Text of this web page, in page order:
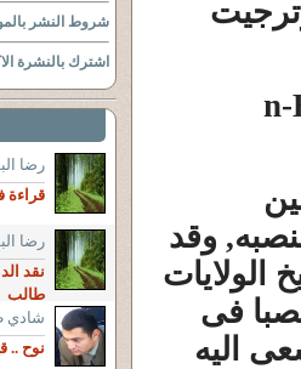
وقد
الولايات
فى
اليه
شروط النشر
اشترك بالنشرة
رضا
قراءة
رضا
نقد
طالب
شادي
نوح ..